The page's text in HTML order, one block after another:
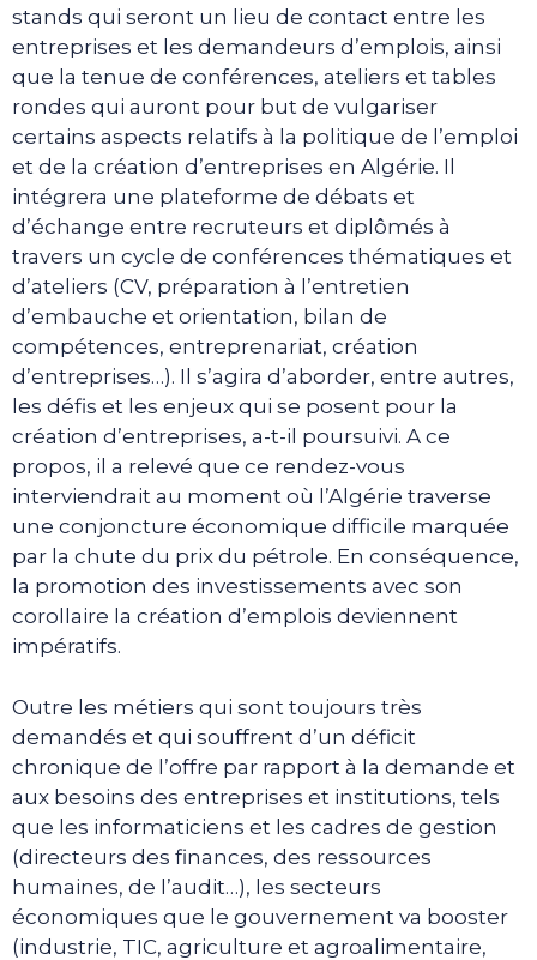
stands qui seront un lieu de contact entre les
entreprises et les demandeurs d’emplois, ainsi
que la tenue de conférences, ateliers et tables
rondes qui auront pour but de vulgariser
certains aspects relatifs à la politique de l’emploi
et de la création d’entreprises en Algérie. Il
intégrera une plateforme de débats et
d’échange entre recruteurs et diplômés à
travers un cycle de conférences thématiques et
d’ateliers (CV, préparation à l’entretien
d’embauche et orientation, bilan de
compétences, entreprenariat, création
d’entreprises…). Il s’agira d’aborder, entre autres,
les défis et les enjeux qui se posent pour la
création d’entreprises, a-t-il poursuivi. A ce
propos, il a relevé que ce rendez-vous
interviendrait au moment où l’Algérie traverse
une conjoncture économique difficile marquée
par la chute du prix du pétrole. En conséquence,
la promotion des investissements avec son
corollaire la création d’emplois deviennent
impératifs.
Outre les métiers qui sont toujours très
demandés et qui souffrent d’un déficit
chronique de l’offre par rapport à la demande et
aux besoins des entreprises et institutions, tels
que les informaticiens et les cadres de gestion
(directeurs des finances, des ressources
humaines, de l’audit…), les secteurs
économiques que le gouvernement va booster
(industrie, TIC, agriculture et agroalimentaire,